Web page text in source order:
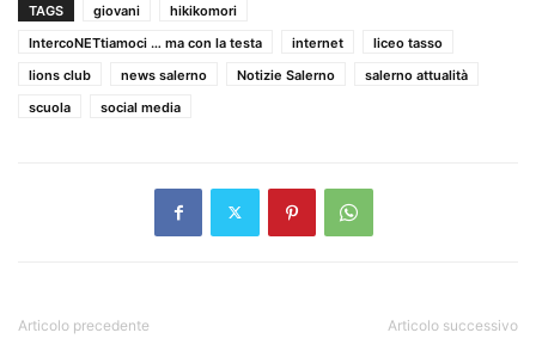
TAGS giovani
hikikomori
IntercoNETtiamoci … ma con la testa
internet
liceo tasso
lions club
news salerno Notizie Salerno
salerno attualità
scuola
social media
Articolo precedente Articolo successivo